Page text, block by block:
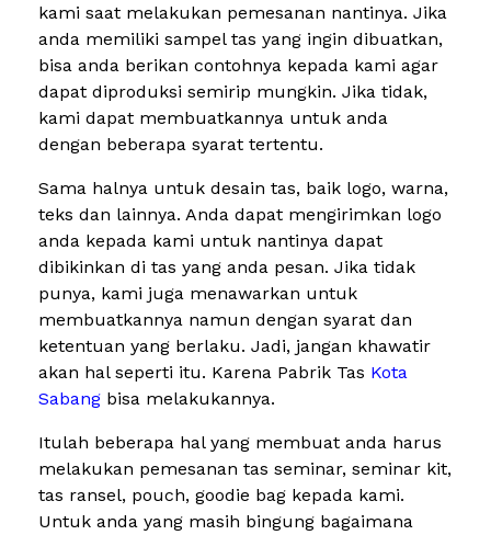
kami saat melakukan pemesanan nantinya. Jika
anda memiliki sampel tas yang ingin dibuatkan,
bisa anda berikan contohnya kepada kami agar
dapat diproduksi semirip mungkin. Jika tidak,
kami dapat membuatkannya untuk anda
dengan beberapa syarat tertentu.
Sama halnya untuk desain tas, baik logo, warna,
teks dan lainnya. Anda dapat mengirimkan logo
anda kepada kami untuk nantinya dapat
dibikinkan di tas yang anda pesan. Jika tidak
punya, kami juga menawarkan untuk
membuatkannya namun dengan syarat dan
ketentuan yang berlaku. Jadi, jangan khawatir
akan hal seperti itu. Karena Pabrik Tas Kota
Sabang bisa melakukannya.
Itulah beberapa hal yang membuat anda harus
melakukan pemesanan tas seminar, seminar kit,
tas ransel, pouch, goodie bag kepada kami.
Untuk anda yang masih bingung bagaimana